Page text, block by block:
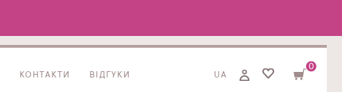
КОНТАКТИ ВІДГУКИ UA
0